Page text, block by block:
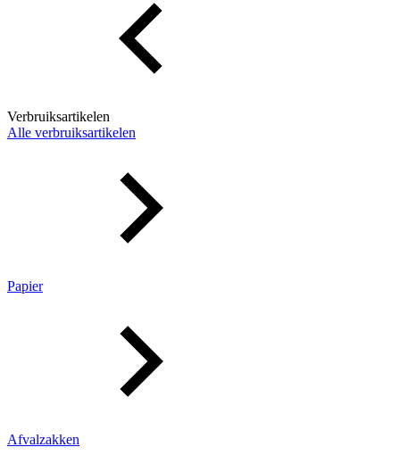
Verbruiksartikelen
Alle verbruiksartikelen
Papier
Afvalzakken